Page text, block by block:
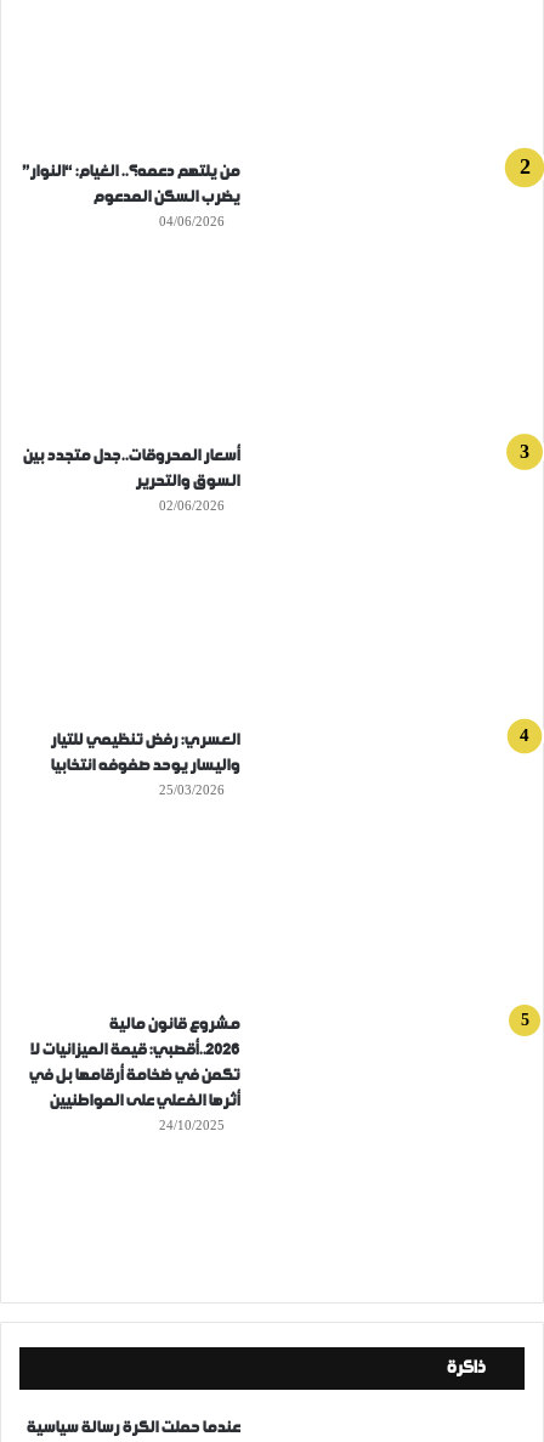
من يلتهم دعمه؟.. الغيام: “النوار”
يضرب السكن المدعوم
04/06/2026
أسعار المحروقات..جدل متجدد بين
السوق والتحرير
02/06/2026
العسري: رفض تنظيمي للتيار
واليسار يوحد صفوفه انتخابيا
25/03/2026
مشروع قانون مالية
2026..أقصبي: قيمة الميزانيات لا
تكمن في ضخامة أرقامها بل في
أثرها الفعلي على المواطنيين
24/10/2025
ذاكرة
عندما حملت الكرة رسالة سياسية